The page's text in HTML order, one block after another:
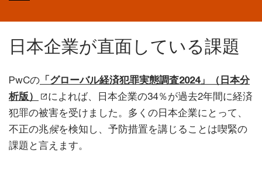
日本企業が直面している課題
PwCの 「グローバル経済犯罪実態調査2024」（日本分
析版）
によれば、日本企業の34％が過去2年間に経済
犯罪の被害を受けました。多くの日本企業にとって、
不正の兆候を検知し、予防措置を講じることは喫緊の
課題と言えます。